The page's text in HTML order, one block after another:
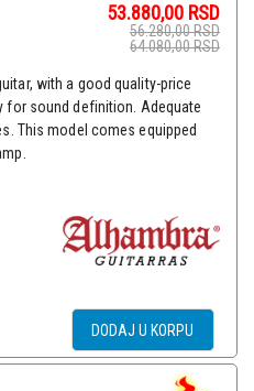
53.880,00 RSD
56.280,00RSD
64.080,00RSD
with a good quality-price
for sound definition. Adequate
This model comes equipped
DODAJ U KORPU